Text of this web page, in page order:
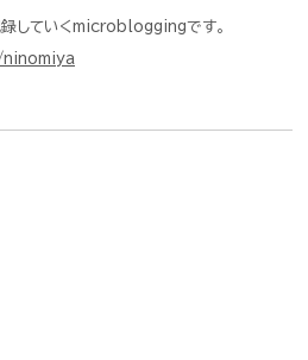
していくmicrobloggingです。